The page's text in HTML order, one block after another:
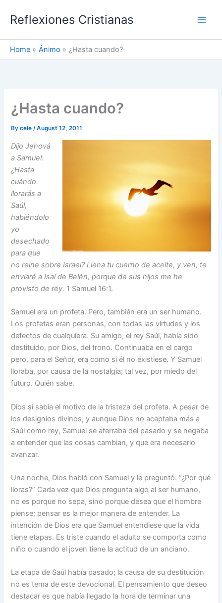
Reflexiones Cristianas
Home Ánimo ¿Hasta cuando?
¿Hasta cuando?
Bycele/August 12, 2011
Dijo Jehová
a Samuel:
¿Hasta
cuándo
llorarás a
Saúl,
habiéndolo
yo
desechado
para que
no reine sobre Israel? Llena tu cuerno de aceite, y ven, te
enviaré a Isaí de Belén, porque de sus hijos me he
provisto de rey. 1 Samuel 16:1.
Samuel era un profeta. Pero, también era un ser humano.
Los profetas eran personas, con todas las virtudes y los
defectos de cualquiera. Su amigo, el rey Saúl, había sido
destituido, por Dios, del trono. Continuaba en el cargo
pero, para el Señor, era como si él no existiese. Y Samuel
lloraba, por causa de la nostalgia; tal vez, por miedo del
futuro. Quién sabe.
Dios sí sabía el motivo de la tristeza del profeta. A pesar de
los designios divinos, y aunque Dios no aceptaba más a
Saúl como rey, Samuel se aferraba del pasado y se negaba
a entender que las cosas cambian, y que era necesario
avanzar.
Una noche, Dios habló con Samuel y le preguntó: “¿Por qué
lloras?” Cada vez que Dios pregunta algo al ser humano,
no es porque no sepa, sino por­que desea que el hombre
piense; pensar es la mejor manera de entender. La
intención de Dios era que Samuel entendiese que la vida
tiene etapas. Es triste cuando el adulto se comporta como
niño o cuando el joven tiene la actitud de un anciano.
La etapa de Saúl había pasado; la causa de su destitución
no es tema de este devocional. El pensamiento que deseo
destacar es que había llegado la hora de terminar una